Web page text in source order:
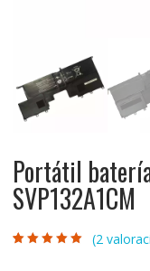
Portátil
SVP132A1CM
(2